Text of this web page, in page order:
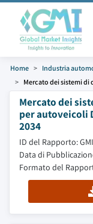
Home Industria
Mercato dei sistemi
Mercato dei
per autoveicoli
2034
ID del Rapporto:
Data di
Formato del